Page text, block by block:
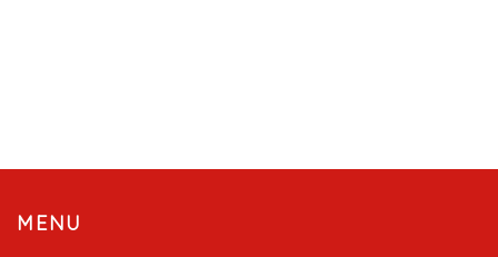
MENU